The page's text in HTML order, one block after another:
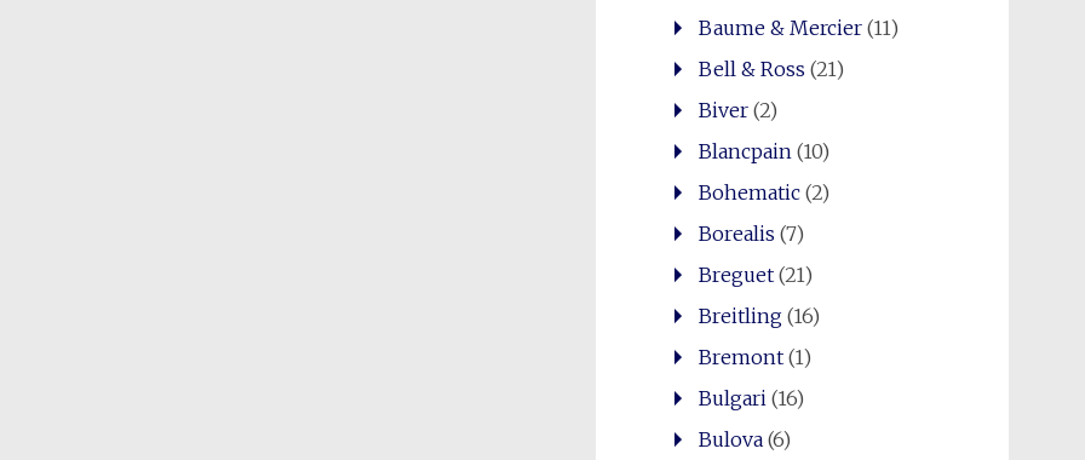
Baume & Mercier(11)
Bell & Ross (21)
Biver(2)
Blancpain (10)
Bohematic(2)
Borealis (7)
Breguet(21)
Breitling(16)
Bremont(1)
Bulgari (16)
Bulova(6)